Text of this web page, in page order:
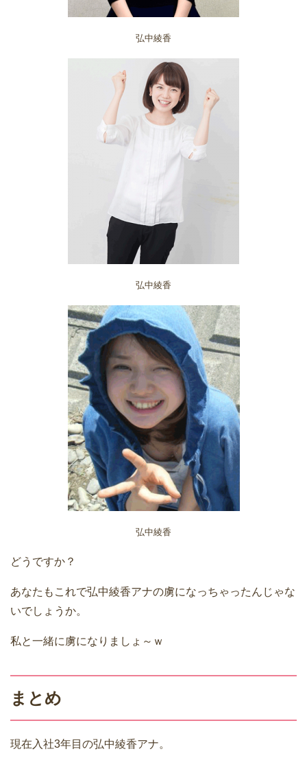
弘中綾香
弘中綾香
弘中綾香
どうですか？
あなたもこれで弘中綾香アナの虜になっちゃったんじゃな
いでしょうか。
私と一緒に虜になりましょ～ｗ
まとめ
現在入社3年目の弘中綾香アナ。